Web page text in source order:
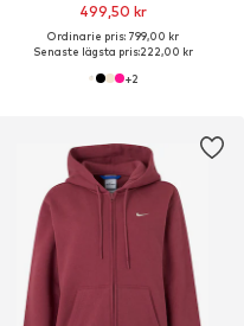
499,50 kr
Ordinarie pris: 799,00 kr
Senaste lägsta pris:222,00 kr
+2